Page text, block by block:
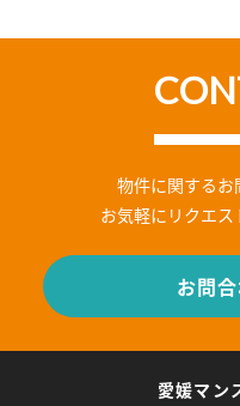
物件に関するお
お気軽にリクエス
お問
愛媛マン